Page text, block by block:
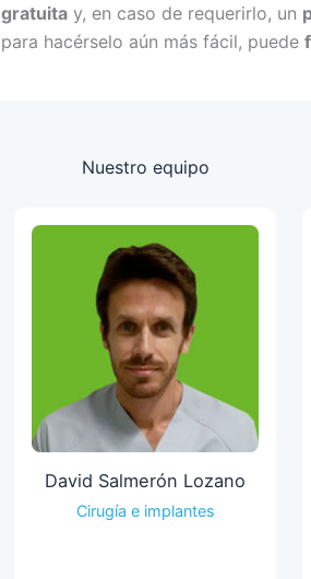
gratuitay, en caso de requerirlo, un
para hacérselo aún más fácil, puede
Nuestro equipo
David Salmerón Lozano
Cirugía e implantes